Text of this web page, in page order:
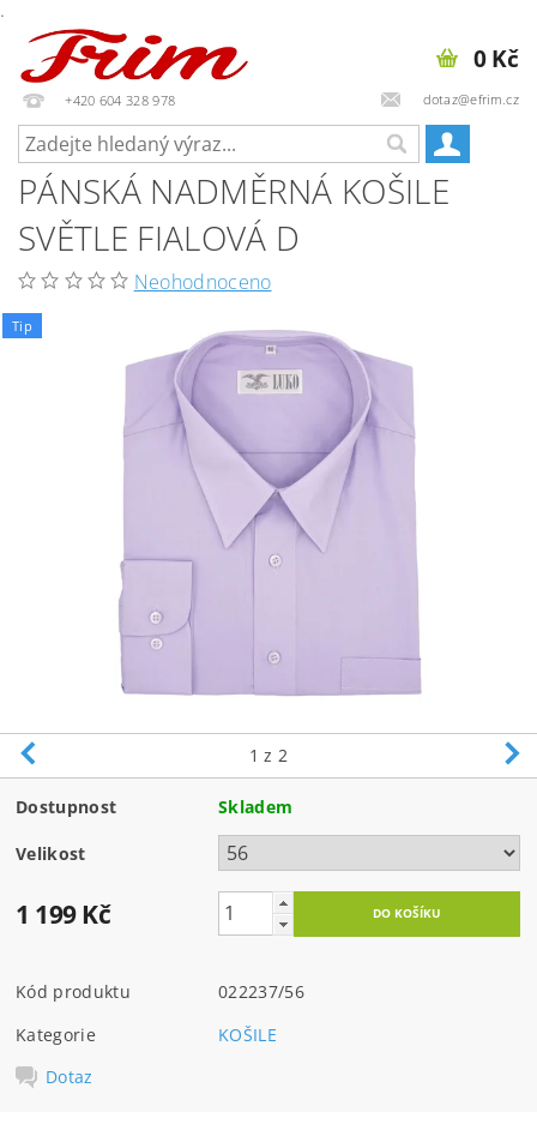
.
+420 604 328 978 dotaz@efrim.cz
0 Kč
PÁNSKÁ NADMĚRNÁ KOŠILE
SVĚTLE FIALOVÁ D
Neohodnoceno
Tip
1 z 2
Dostupnost Skladem
Velikost
1 199 Kč
Kód produktu
022237/56
Kategorie
KOŠILE
Dotaz